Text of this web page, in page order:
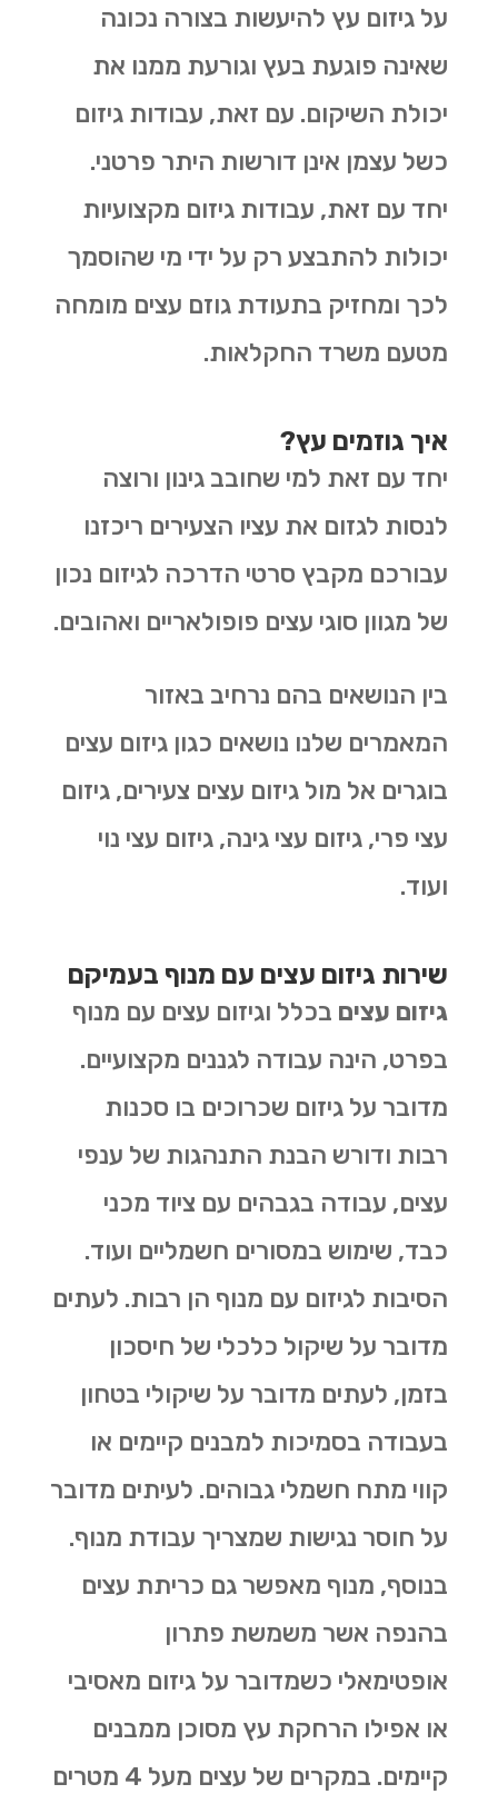
על גיזום עץ להיעשות בצורה נכונה
שאינה פוגעת בעץ וגורעת ממנו את
יכולת השיקום. עם זאת, עבודות גיזום
כשל עצמן אינן דורשות היתר פרטני.
יחד עם זאת, עבודות גיזום מקצועיות
יכולות להתבצע רק על ידי מי שהוסמך
לכך ומחזיק בתעודת גוזם עצים מומחה
מטעם משרד החקלאות.
איך גוזמים עץ?
יחד עם זאת למי שחובב גינון ורוצה
לנסות לגזום את עציו הצעירים ריכזנו
עבורכם מקבץ סרטי הדרכה לגיזום נכון
של מגוון סוגי עצים פופולאריים ואהובים.
בין הנושאים בהם נרחיב באזור
המאמרים שלנו נושאים כגון גיזום עצים
בוגרים אל מול גיזום עצים צעירים, גיזום
עצי פרי, גיזום עצי גינה, גיזום עצי נוי
ועוד.
שירות גיזום עצים עם מנוף בעמיקם
גיזום עצים בכלל וגיזום עצים עם מנוף
בפרט, הינה עבודה לגננים מקצועיים.
מדובר על גיזום שכרוכים בו סכנות
רבות ודורש הבנת התנהגות של ענפי
עצים, עבודה בגבהים עם ציוד מכני
כבד, שימוש במסורים חשמליים ועוד.
הסיבות לגיזום עם מנוף הן רבות. לעתים
מדובר על שיקול כלכלי של חיסכון
בזמן, לעתים מדובר על שיקולי בטחון
בעבודה בסמיכות למבנים קיימים או
קווי מתח חשמלי גבוהים. לעיתים מדובר
על חוסר נגישות שמצריך עבודת מנוף.
בנוסף, מנוף מאפשר גם כריתת עצים
בהנפה אשר משמשת פתרון
אופטימאלי כשמדובר על גיזום מאסיבי
או אפילו הרחקת עץ מסוכן ממבנים
קיימים. במקרים של עצים מעל 4 מטרים